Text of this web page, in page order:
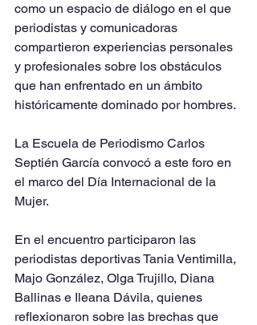
como un espacio de diálogo en el que
periodistas y comunicadoras
compartieron experiencias personales
y profesionales sobre los obstáculos
que han enfrentado en un ámbito
históricamente dominado por hombres.
La Escuela de Periodismo Carlos
Septién García convocó a este foro en
el marco del Día Internacional de la
Mujer.
En el encuentro participaron las
periodistas deportivas Tania Ventimilla,
Majo González, Olga Trujillo, Diana
Ballinas e Ileana Dávila, quienes
reflexionaron sobre las brechas que